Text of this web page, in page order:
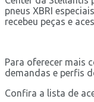
pneus XBRI
recebeu peças e
Para oferecer mais
demandas e perfis
Confira a lista de